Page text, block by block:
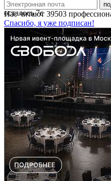
Нас читают 39503
Спасибо, я уже подписан!
осталось7с